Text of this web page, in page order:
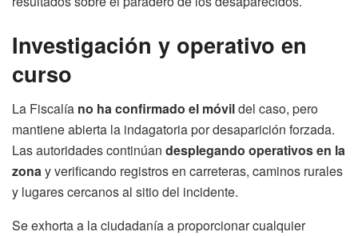
Investigación y operativo en
curso
La Fiscalía no ha confirmado el móvildel caso, pero
mantiene abierta la indagatoria por desaparición forzada.
Las autoridades continúan desplegando operativos en la
zonay verificando registros en carreteras, caminos rurales
y lugares cercanos al sitio del incidente.
Se exhorta a la ciudadanía a proporcionar cualquier